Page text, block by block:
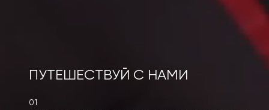
ПУТЕШЕСТВУЙ С НАМИ
01